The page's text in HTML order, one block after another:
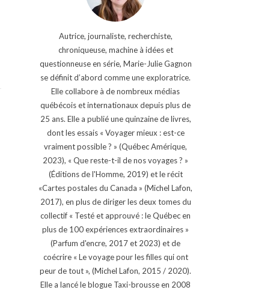
Autrice, journaliste, recherchiste,
chroniqueuse, machine à idées et
questionneuse en série, Marie-Julie Gagnon
se définit d’abord comme une exploratrice.
Elle collabore à de nombreux médias
québécois et internationaux depuis plus de
25 ans. Elle a publié une quinzaine de livres,
dont les essais « Voyager mieux : est-ce
vraiment possible ? » (Québec Amérique,
2023), « Que reste-t-il de nos voyages ? »
(Éditions de l'Homme, 2019) et le récit
«Cartes postales du Canada » (Michel Lafon,
2017), en plus de diriger les deux tomes du
collectif « Testé et approuvé : le Québec en
plus de 100 expériences extraordinaires »
(Parfum d'encre, 2017 et 2023) et de
coécrire « Le voyage pour les filles qui ont
peur de tout », (Michel Lafon, 2015 / 2020).
Elle a lancé le blogue Taxi-brousse en 2008